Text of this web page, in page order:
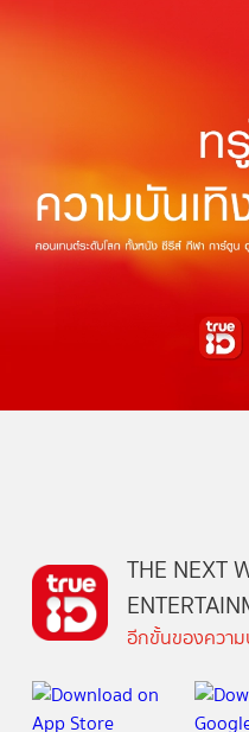
THE NEXT
อีกขั้นของความ